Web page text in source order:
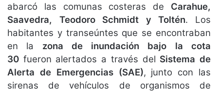
abarcó las comunas costeras de Carahue,
Saavedra, Teodoro Schmidt y Toltén. Los
habitantes y transeúntes que se encontraban
en la zona de inundación bajo la cota
30 fueron alertados a través del Sistema de
Alerta de Emergencias (SAE), junto con las
sirenas de vehículos de organismos de